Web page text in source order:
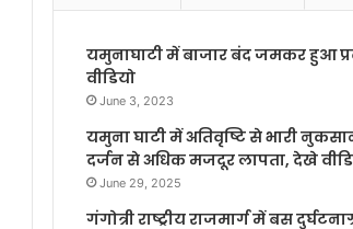
यमुनाघाटी में बाजार बंद जमकर हुआ
वीडियो
June 3, 2023
यमुना घाटी में अतिवृष्टि से भारी
दर्जन से अधिक मजदूर लापता, देखे
June 29, 2025
गंगोत्री राष्ट्रीय राजमार्ग में बस